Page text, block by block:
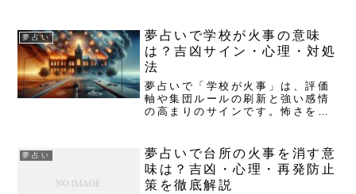
寄り添ってお届けします。黒い蛇
の夢占い：意味は「変容」と「隠
れた力」の両面黒い蛇は強い...
夢占い
夢占いで学校が火事の意味
は？吉凶サイン・心理・対処
法
夢占いで「学校が火事」は、評価
軸や集団ルールの刷新と強い感情
の高まりのサインです。怖さを感
を、寄り添いながらわかりやすく
解説します。夢占いでみる学校の
意味：成長・評価・集団のルー
ル...
夢占い
夢占いで台所の火事を消す意
味は？吉凶・心理・再発防止
策を徹底解説